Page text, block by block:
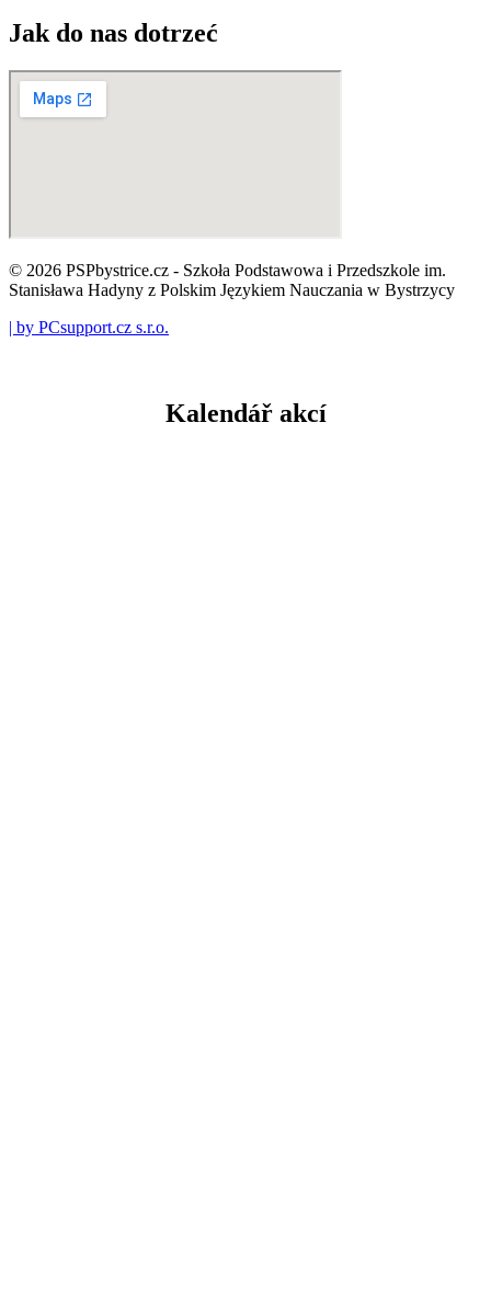
Jak do nas dotrzeć
© 2026 PSPbystrice.cz - Szkoła Podstawowa i Przedszkole im.
Stanisława Hadyny z Polskim Językiem Nauczania w Bystrzycy
| by PCsupport.cz s.r.o.
Kalendář akcí